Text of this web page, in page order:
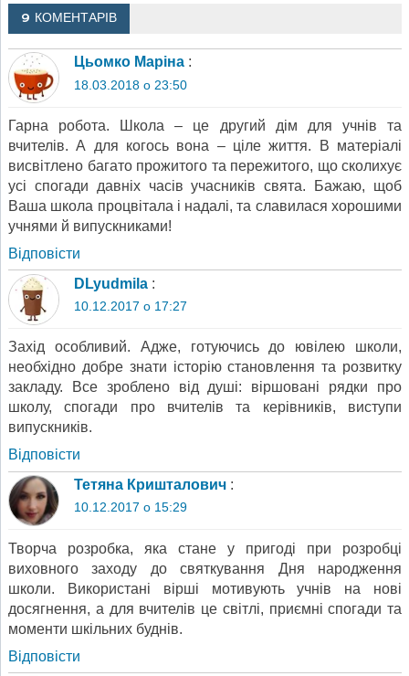
9 КОМЕНТАРІВ
Цьомко Маріна :
18.03.2018 о 23:50
Гарна робота. Школа – це другий дім для учнів та
вчителів. А для когось вона – ціле життя. В матеріалі
висвітлено багато прожитого та пережитого, що сколихує
усі спогади давніх часів учасників свята. Бажаю, щоб
Ваша школа процвітала і надалі, та славилася хорошими
учнями й випускниками!
Відповіcти
DLyudmila :
10.12.2017 о 17:27
Захід особливий. Адже, готуючись до ювілею школи,
необхідно добре знати історію становлення та розвитку
закладу. Все зроблено від душі: віршовані рядки про
школу, спогади про вчителів та керівників, виступи
випускників.
Відповіcти
Тетяна Кришталович :
10.12.2017 о 15:29
Творча розробка, яка стане у пригоді при розробці
виховного заходу до святкування Дня народження
школи. Використані вірші мотивують учнів на нові
досягнення, а для вчителів це світлі, приємні спогади та
моменти шкільних буднів.
Відповіcти